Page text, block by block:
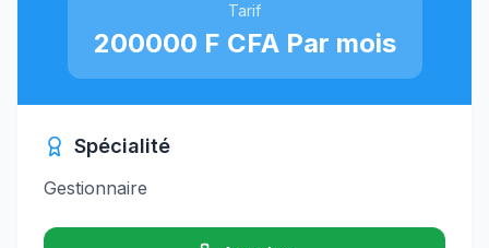
Tarif
200000 F CFA Par mois
Spécialité
Gestionnaire